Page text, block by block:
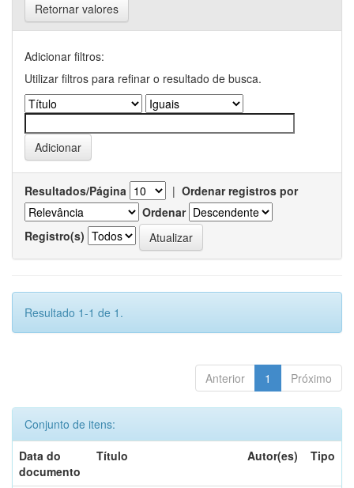
Retornar valores
Adicionar filtros:
Utilizar filtros para refinar o resultado de busca.
Resultados/Página | Ordenar registros por
Ordenar
Registro(s)
Resultado 1-1 de 1.
Anterior 1 Próximo
Conjunto de itens:
Data do
documento
Título Autor(es) Tipo